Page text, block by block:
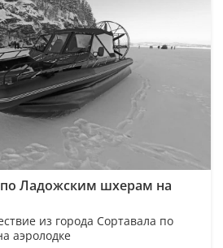
Ладожским шхерам на
из города Сортавала по
аэролодке